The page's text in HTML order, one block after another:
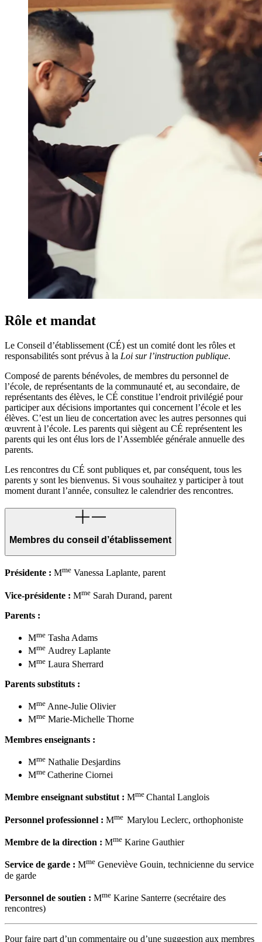
Rôle et mandat
Le Conseil d’établissement (CÉ) est un comité dont les rôles et
responsabilités sont prévus à la Loi sur l’instruction publique.
Composé de parents bénévoles, de membres du personnel de
l’école, de représentants de la communauté et, au secondaire, de
représentants des élèves, le CÉ constitue l’endroit privilégié pour
participer aux décisions importantes qui concernent l’école et les
élèves. C’est un lieu de concertation avec les autres personnes qui
œuvrent à l’école. Les parents qui siègent au CÉ représentent les
parents qui les ont élus lors de l’Assemblée générale annuelle des
parents.
Les rencontres du CÉ sont publiques et, par conséquent, tous les
parents y sont les bienvenus. Si vous souhaitez y participer à tout
moment durant l’année, consultez le calendrier des rencontres.
Membres du conseil d’établissement
Présidente : Mme Vanessa Laplante, parent
Vice-présidente : Mme Sarah Durand, parent
Parents :
Mme Tasha Adams
Mme Audrey Laplante
Mme Laura Sherrard
Parents substituts :
Mme Anne-Julie Olivier
Mme Marie-Michelle Thorne
Membres enseignants :
Mme Nathalie Desjardins
Mme Catherine Ciornei
Membre enseignant substitut : Mme Chantal Langlois
Personnel professionnel : Mme Marylou Leclerc, orthophoniste
Membre de la direction : Mme Karine Gauthier
Service de garde : Mme Geneviève Gouin, technicienne du service
de garde
Personnel de soutien : Mme Karine Santerre (secrétaire des
rencontres)
Pour faire part d’un commentaire ou d’une suggestion aux membres